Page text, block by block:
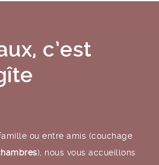
c’est
ou entre amis (couchage
), nous vous accueillons